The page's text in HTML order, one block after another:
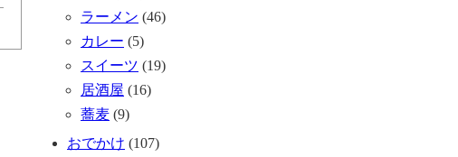
ラーメン (46)
カレー (5)
スイーツ (19)
居酒屋 (16)
蕎麦 (9)
おでかけ (107)